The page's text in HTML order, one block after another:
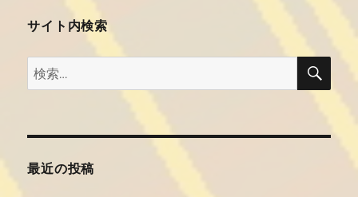
サイト内検索
検
索:
検
最近の投稿